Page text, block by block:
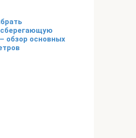
обзор основных